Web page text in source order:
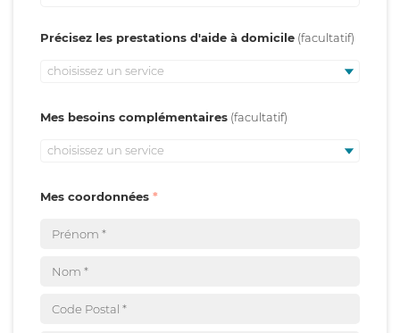
Précisez les prestations d'aide à domicile
choisissez un service
Mes besoins complémentaires
choisissez un service
Mes coordonnées